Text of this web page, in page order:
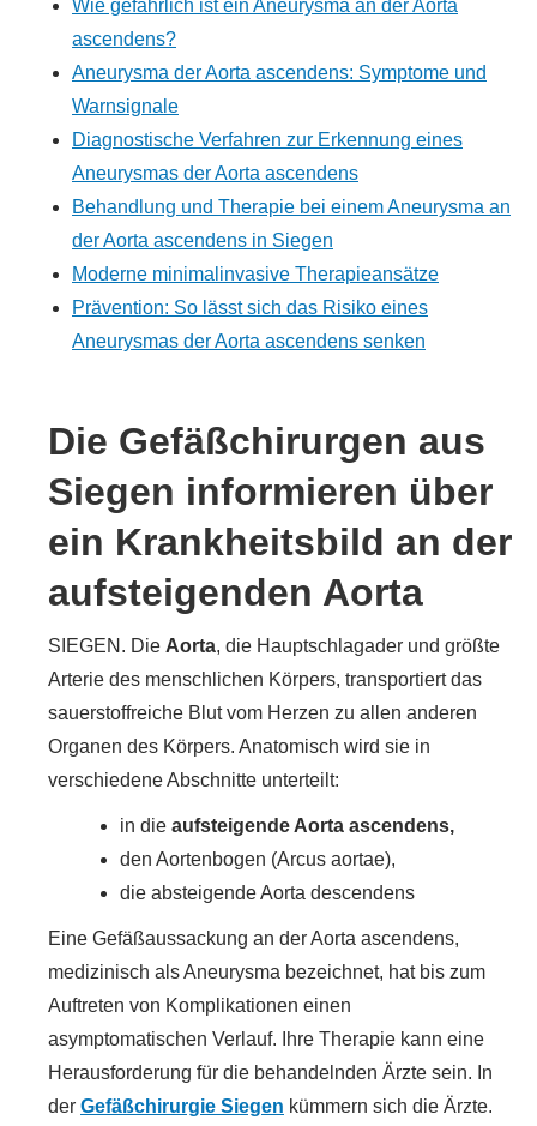
Wie gefährlich ist ein Aneurysma an der Aorta
ascendens?
Aneurysma der Aorta ascendens: Symptome und
Warnsignale
Diagnostische Verfahren zur Erkennung eines
Aneurysmas der Aorta ascendens
Behandlung und Therapie bei einem Aneurysma an
der Aorta ascendens in Siegen
Moderne minimalinvasive Therapieansätze
Prävention: So lässt sich das Risiko eines
Aneurysmas der Aorta ascendens senken
Die Gefäßchirurgen aus
Siegen informieren über
ein Krankheitsbild an der
aufsteigenden Aorta
SIEGEN. Die Aorta, die Hauptschlagader und größte
Arterie des menschlichen Körpers, transportiert das
sauerstoffreiche Blut vom Herzen zu allen anderen
Organen des Körpers. Anatomisch wird sie in
verschiedene Abschnitte unterteilt:
in die aufsteigende Aorta ascendens,
den Aortenbogen (Arcus aortae),
die absteigende Aorta descendens
Eine Gefäßaussackung an der Aorta ascendens,
medizinisch als Aneurysma bezeichnet, hat bis zum
Auftreten von Komplikationen einen
asymptomatischen Verlauf. Ihre Therapie kann eine
Herausforderung für die behandelnden Ärzte sein. In
der Gefäßchirurgie Siegen kümmern sich die Ärzte.